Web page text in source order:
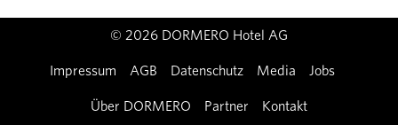
© 2026 DORMERO Hotel AG
Impressum AGB Datenschutz Media Jobs
Über DORMERO Partner Kontakt